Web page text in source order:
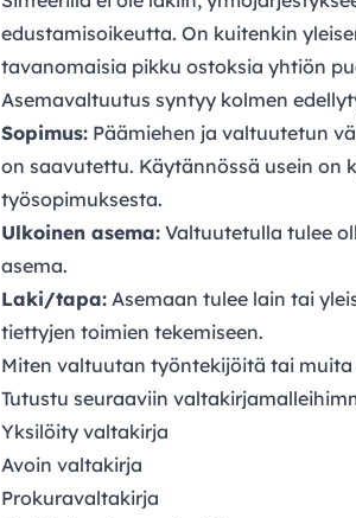
edustamisoikeutta. On kuitenkin
tavanomaisia pikku ostoksia yhtiön
Asemavaltuutus syntyy kolmen
Sopimus: Päämiehen ja valtuutetun
on saavutettu. Käytännössä usein on
työsopimuksesta.
Ulkoinen asema: Valtuutetulla tulee
asema.
Laki/tapa: Asemaan tulee lain tai
tiettyjen toimien tekemiseen.
Miten valtuutan työntekijöitä tai
Tutustu seuraaviin
Yksilöity valtakirja
Avoin valtakirja
Prokuravaltakirja